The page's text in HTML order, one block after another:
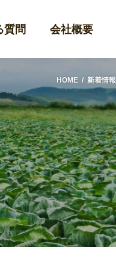
質問 会社概要
HOME 新着情報